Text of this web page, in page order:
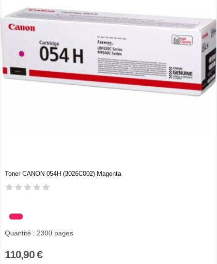
Toner CANON 054H (3026C002) Magenta
Quantité : 2300 pages
110,90 €